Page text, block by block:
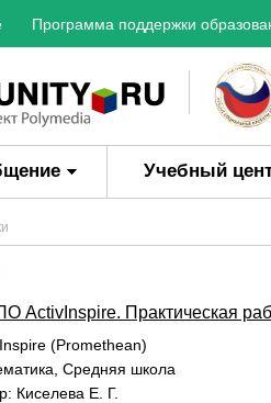
Программа поддержки
Учебный
ActivInspire. Практическая
(Promethean)
Средняя школа
Киселева Е. Г.